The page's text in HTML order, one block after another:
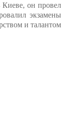
Киеве, он провел
экзамены
и талантом